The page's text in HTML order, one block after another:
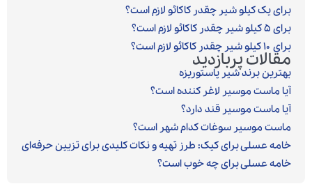
برای یک کیلو شیر چقدر کاکائو لازم است؟
برای ۵ کیلو شیر چقدر کاکائو لازم است؟
برای ۱۰ کیلو شیر چقدر کاکائو لازم است؟
مقالات پربازدید
بهترین برند شیر پاستوریزه
آیا ماست موسیر لاغر کننده است؟
آیا ماست موسیر قند دارد؟
ماست موسیر سوغات کدام شهر است؟
خامه عسلی برای کیک: طرز تهیه و نکات کلیدی برای تزیین حرفه‌ای
خامه عسلی برای چه خوب است؟